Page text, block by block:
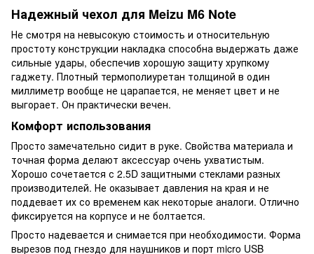
Надежный чехол для Meizu M6 Note
Не смотря на невысокую стоимость и относительную
простоту конструкции накладка способна выдержать даже
сильные удары, обеспечив хорошую защиту хрупкому
гаджету. Плотный термополиуретан толщиной в один
миллиметр вообще не царапается, не меняет цвет и не
выгорает. Он практически вечен.
Комфорт использования
Просто замечательно сидит в руке. Свойства материала и
точная форма делают аксессуар очень ухватистым.
Хорошо сочетается с 2.5D защитными стеклами разных
производителей. Не оказывает давления на края и не
поддевает их со временем как некоторые аналоги. Отлично
фиксируется на корпусе и не болтается.
Просто надевается и снимается при необходимости. Форма
вырезов под гнездо для наушников и порт micro USB